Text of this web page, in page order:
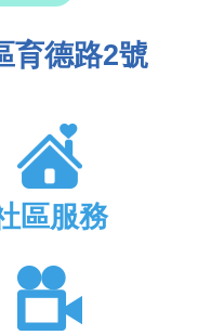
育德路2號
區服務